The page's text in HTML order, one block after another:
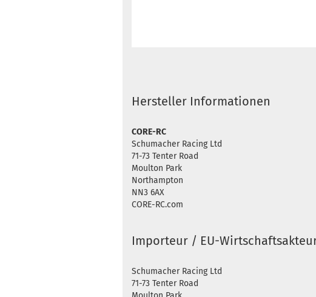
Hersteller Informationen
CORE-RC
Schumacher Racing Ltd
71-73 Tenter Road
Moulton Park
Northampton
NN3 6AX
CORE-RC.com
Importeur / EU-
Schumacher Racing Ltd
71-73 Tenter Road